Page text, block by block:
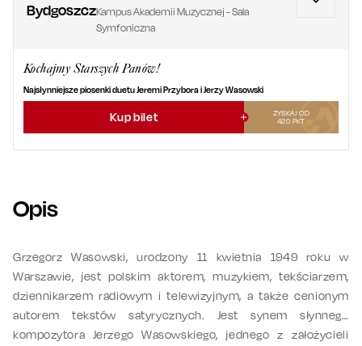
BydgoszczKampus Akademii Muzycznej - Sala
Symfoniczna
Kochajmy Starszych Panów!
Najsłynniejsze piosenki duetu Jeremi Przybora i Jerzy Wasowski
Kup bilet
ZYSKAJ OD
420 PKT
Opis
Grzegorz Wasowski, urodzony 11 kwietnia 1949 roku w
Warszawie, jest polskim aktorem, muzykiem, tekściarzem,
dziennikarzem radiowym i telewizyjnym, a także cenionym
autorem tekstów satyrycznych. Jest synem słynnego
kompozytora Jerzego Wasowskiego, jednego z założycieli